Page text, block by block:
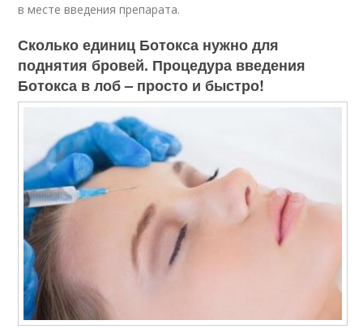
в месте введения препарата.
Сколько единиц Ботокса нужно для
поднятия бровей. Процедура введения
Ботокса в лоб – просто и быстро!